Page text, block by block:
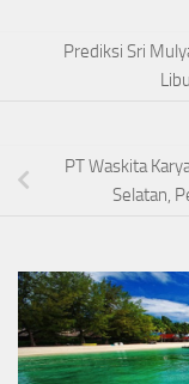
Prediksi Sri
PT Waskita
Selatan,